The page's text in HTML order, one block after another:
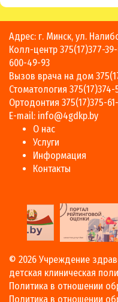
Адрес: г. Минск, ул.
Колл-центр 375(17)377-
600-49-93
Вызов врача на дом
Стоматология 375(17)374-
Ортодонтия 375(17)375-
E-mail: info@4gdkp.by
О нас
Услуги
Информация
Контакты
© 2026 Учреждение
детская клиническая
Политика в отношении
Политика в отношении